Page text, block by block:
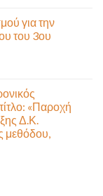
για την
του 3ου
«Παροχή
Δ.Κ.
μεθόδου,